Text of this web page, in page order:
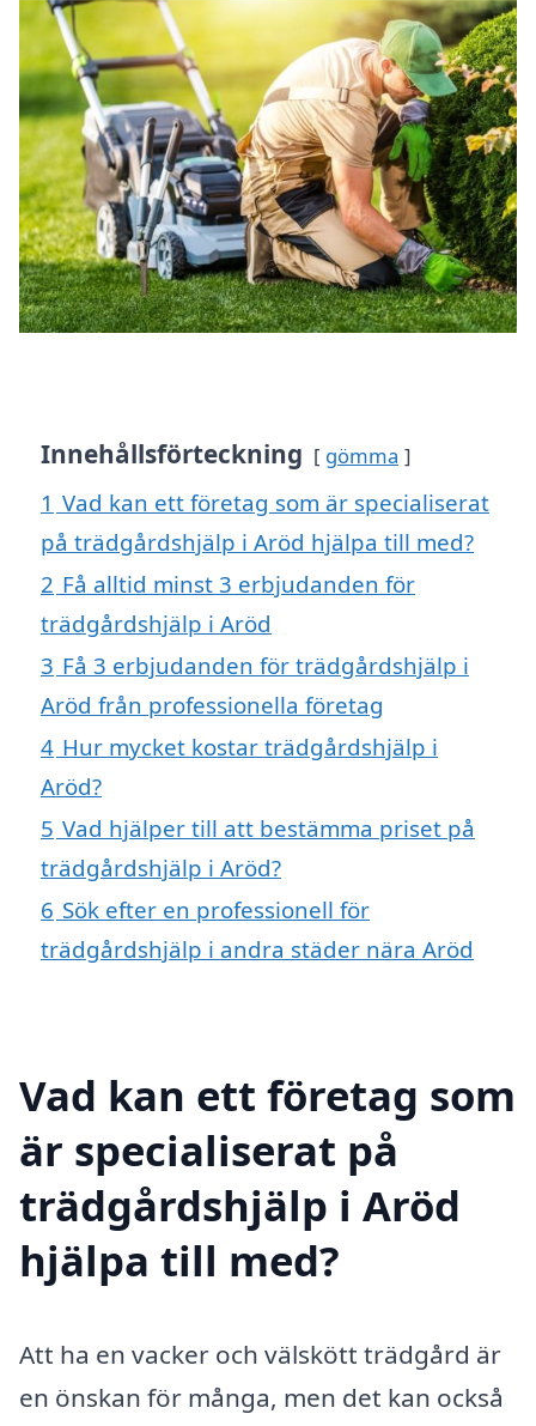
Innehållsförteckning gömma
1 Vad kan ett företag som är specialiserat
på trädgårdshjälp i Aröd hjälpa till med?
2 Få alltid minst 3 erbjudanden för
trädgårdshjälp i Aröd
3 Få 3 erbjudanden för trädgårdshjälp i
Aröd från professionella företag
4 Hur mycket kostar trädgårdshjälp i
Aröd?
5 Vad hjälper till att bestämma priset på
trädgårdshjälp i Aröd?
6 Sök efter en professionell för
trädgårdshjälp i andra städer nära Aröd
Vad kan ett företag som
är specialiserat på
trädgårdshjälp i Aröd
hjälpa till med?
Att ha en vacker och välskött trädgård är
en önskan för många, men det kan också